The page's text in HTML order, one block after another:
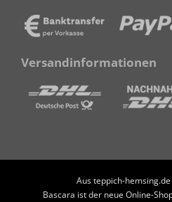
Versandinformationen
Aus teppich-
Bascara ist der neue Online-